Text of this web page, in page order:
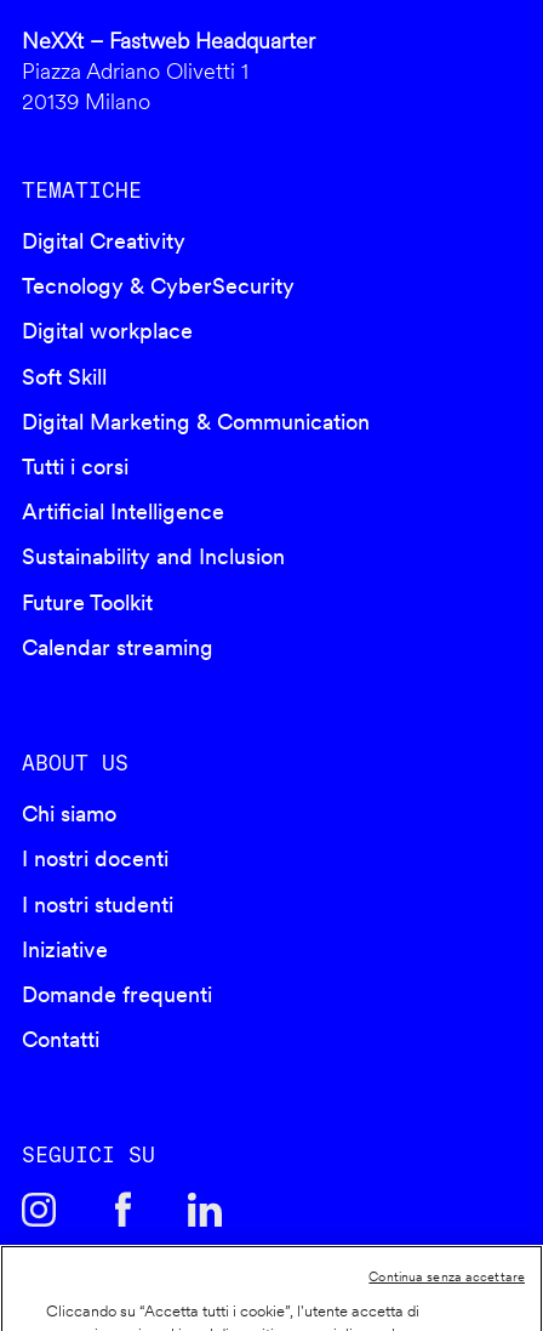
NeXXt – Fastweb Headquarter
Piazza Adriano Olivetti 1
20139 Milano
TEMATICHE
Digital Creativity
Tecnology & CyberSecurity
Digital workplace
Soft Skill
Digital Marketing & Communication
Tutti i corsi
Artificial Intelligence
Sustainability and Inclusion
Future Toolkit
Calendar streaming
ABOUT US
Chi siamo
I nostri docenti
I nostri studenti
Iniziative
Domande frequenti
Contatti
SEGUICI SU
Cliccando su “Accetta tutti i cookie”, l'utente accetta di
Continua senza accettare